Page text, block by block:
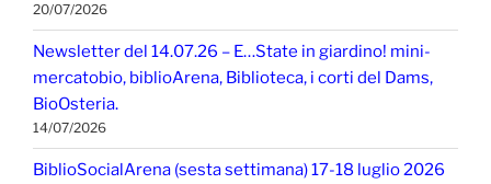
20/07/2026
Newsletter del 14.07.26 – E…State in giardino! mini-
mercatobio, biblioArena, Biblioteca, i corti del Dams,
BioOsteria.
14/07/2026
BiblioSocialArena (sesta settimana) 17-18 luglio 2026